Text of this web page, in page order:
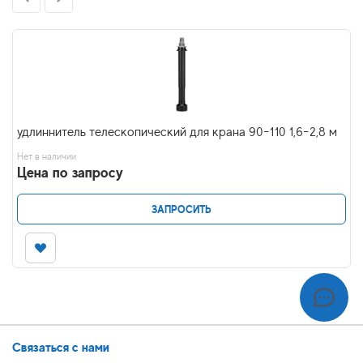
удлиннитель телескопический для крана 90-110 1,6-2,8 м
Нет в наличии
Цена по запросу
ЗАПРОСИТЬ
Связаться с нами